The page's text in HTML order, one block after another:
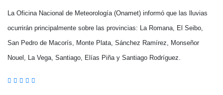
La Oficina Nacional de Meteorología (Onamet) informó que las lluvias
ocurrirán principalmente sobre las provincias: La Romana, El Seibo,
San Pedro de Macorís, Monte Plata, Sánchez Ramírez, Monseñor
Nouel, La Vega, Santiago, Elías Piña y Santiago Rodríguez.